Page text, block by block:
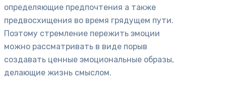
определяющие предпочтения а также
предвосхищения во время грядущем пути.
Поэтому стремление пережить эмоции
можно рассматривать в виде порыв
создавать ценные эмоциональные образы,
делающие жизнь смыслом.